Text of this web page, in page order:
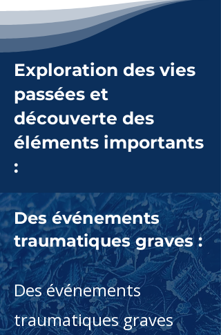
Exploration des vies
passées et
découverte des
éléments importants
:
Des événements
traumatiques graves :
Des événements
traumatiques graves